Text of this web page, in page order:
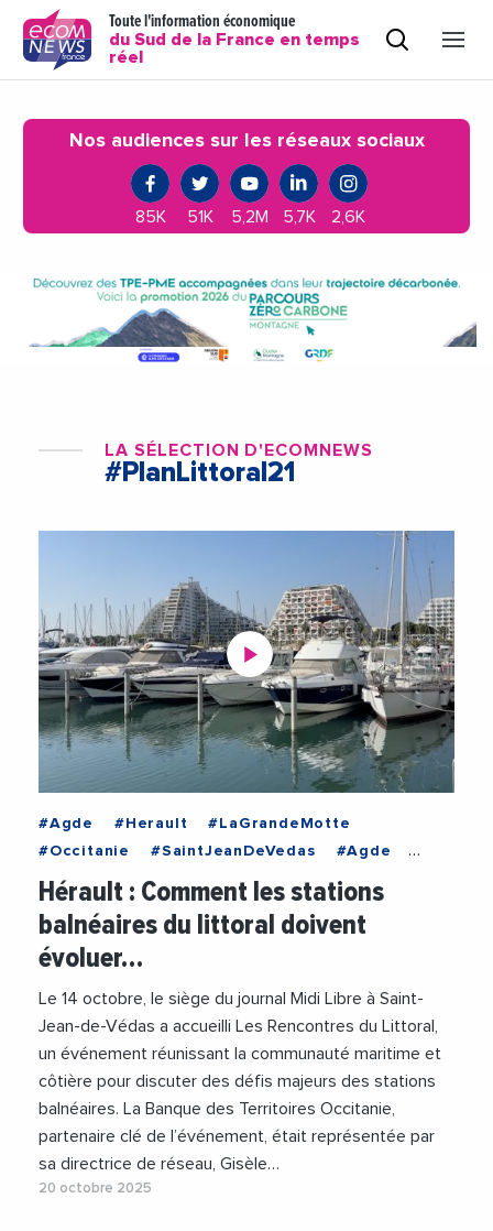
Toute l'information économique
du Sud de la France en temps
réel
Nos audiences sur les réseaux sociaux
85K 51K 5,2M 5,7K 2,6K
LA SÉLECTION D'ECOMNEWS
#PlanLittoral21
#Agde #Herault
#LaGrandeMotte
#Occitanie
#SaintJeanDeVedas
#Agde
#BanqueDesTerritoires
#Climat
#LaGrandeMotte
#PlanLittoral21
#RechauffementClimatique
#StephanRossignol
Hérault : Comment les stations
balnéaires du littoral doivent
évoluer…
Le 14 octobre, le siège du journal Midi Libre à Saint-
Jean-de-Védas a accueilli Les Rencontres du Littoral,
un événement réunissant la communauté maritime et
côtière pour discuter des défis majeurs des stations
balnéaires. La Banque des Territoires Occitanie,
partenaire clé de l’événement, était représentée par
sa directrice de réseau, Gisèle…
20 octobre 2025